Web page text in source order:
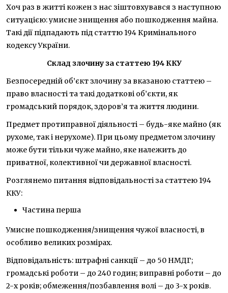
Хоч раз в житті кожен з нас зіштовхувався з наступною
ситуацією: умисне знищення або пошкодження майна.
Такі дії підпадають під статтю 194 Кримінального
кодексу України.
Склад злочину за статтею 194 ККУ
Безпосередній об’єкт злочину за вказаною статтею –
право власності та такі додаткові об’єкти, як
громадський порядок, здоров’я та життя людини.
Предмет протиправної діяльності – будь-яке майно (як
рухоме, так і нерухоме). При цьому предметом злочину
може бути тільки чуже майно, яке належить до
приватної, колективної чи державної власності.
Розглянемо питання відповідальності за статтею 194
ККУ:
Частина перша
Умисне пошкодження/знищення чужої власності, в
особливо великих розмірах.
Відповідальність: штрафні санкції – до 50 НМДГ;
громадські роботи – до 240 годин; виправні роботи – до
2-х років; обмеження/позбавлення волі – до 3-х років.